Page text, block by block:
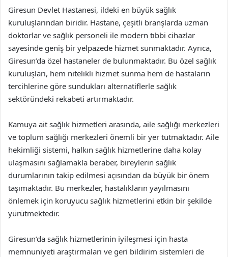
Giresun Devlet Hastanesi, ildeki en büyük sağlık
kuruluşlarından biridir. Hastane, çeşitli branşlarda uzman
doktorlar ve sağlık personeli ile modern tıbbi cihazlar
sayesinde geniş bir yelpazede hizmet sunmaktadır. Ayrıca,
Giresun’da özel hastaneler de bulunmaktadır. Bu özel sağlık
kuruluşları, hem nitelikli hizmet sunma hem de hastaların
tercihlerine göre sundukları alternatiflerle sağlık
sektöründeki rekabeti artırmaktadır.
Kamuya ait sağlık hizmetleri arasında, aile sağlığı merkezleri
ve toplum sağlığı merkezleri önemli bir yer tutmaktadır. Aile
hekimliği sistemi, halkın sağlık hizmetlerine daha kolay
ulaşmasını sağlamakla beraber, bireylerin sağlık
durumlarının takip edilmesi açısından da büyük bir önem
taşımaktadır. Bu merkezler, hastalıkların yayılmasını
önlemek için koruyucu sağlık hizmetlerini etkin bir şekilde
yürütmektedir.
Giresun’da sağlık hizmetlerinin iyileşmesi için hasta
memnuniyeti araştırmaları ve geri bildirim sistemleri de